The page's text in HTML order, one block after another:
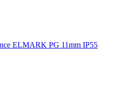
ELMARK PG 11mm IP55